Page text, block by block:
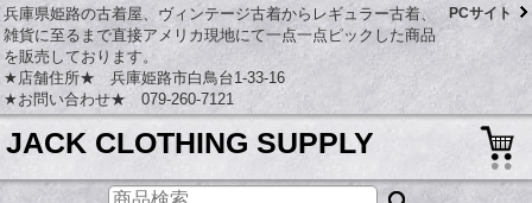
兵庫県姫路の古着屋、ヴィンテージ古着からレギュラー古着、
雑貨に至るまで直接アメリカ現地にて一点一点ピックした商品
を販売しております。
★店舗住所★ 兵庫姫路市白鳥台1-33-16
★お問い合わせ★ 079-260-7121
PCサイト
JACK CLOTHING SUPPLY